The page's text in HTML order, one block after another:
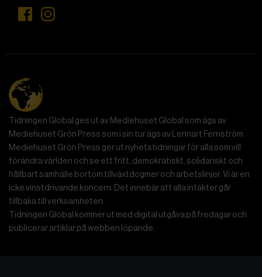
Tidningen Global ges ut av Mediehuset Global som ägs av
Mediehuset Grön Press som i sin tur ägs av Lennart Fernström.
Mediehuset Grön Press ger ut nyhetstidningar för alla som vill
förändra världen och se ett fritt, demokratiskt, solidariskt och
hållbart samhälle bortom tillväxtdogmer och arbetslinjer. Vi är en
icke vinstdrivande koncern. Det innebär att alla intäkter går
tillbaka till verksamheten.
Tidningen Global kommer ut med digital utgåva på fredagar och
publicerar artiklar på webben löpande.